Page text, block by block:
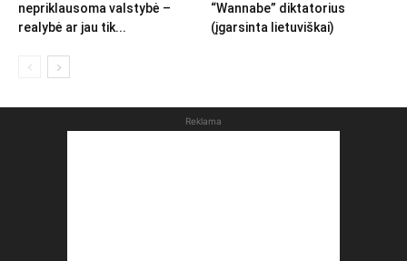
nepriklausoma valstybė –
realybė ar jau tik...
“Wannabe” diktatorius
(įgarsinta lietuviškai)
Reklama